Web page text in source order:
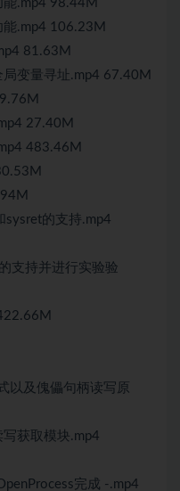
.mp4 98.44M
.mp4 106.23M
81.63M
变量寻址.mp4 67.40M
27.40M
483.46M
sysret的支持.mp4
支持并进行实验验
以及傀儡句柄读写原
获取模块.mp4
完成 -.mp4